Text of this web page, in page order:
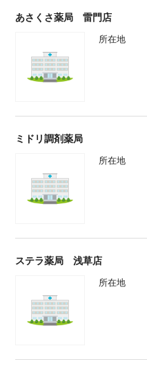
あさくさ薬局 雷門店
所在地
ミドリ調剤薬局
所在地
ステラ薬局 浅草店
所在地